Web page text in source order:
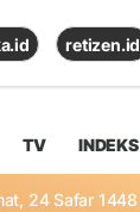
retizen.id
TV INDEKS
24 Safar 1448